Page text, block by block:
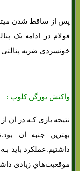
فولام در ادامه یک
خونسردی ضربه پنالتی
واکنش یورگن کلوپ :
نتیجه بازی کـه در ان
بهترین جنبه ان
داشتیم.عملکرد باید
موقعیت‌هاي‌ زیادی